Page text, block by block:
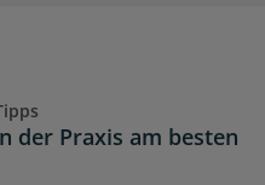
der Praxis am besten